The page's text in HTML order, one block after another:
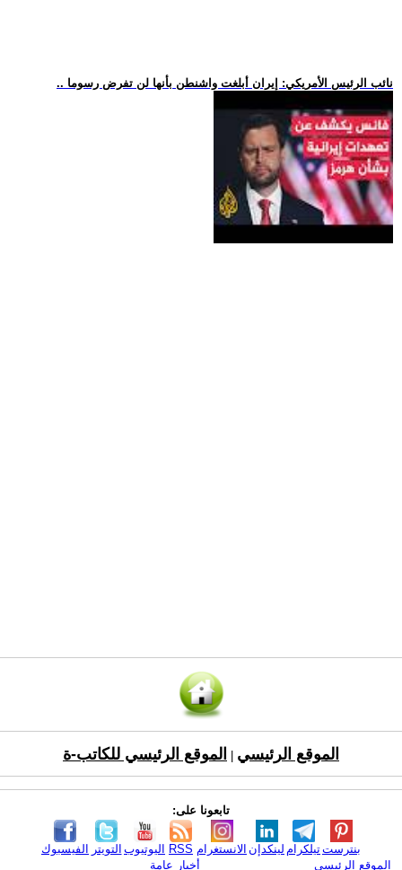
.. نائب الرئيس الأمريكي: إيران أبلغت واشنطن بأنها لن تفرض رسوما
الموقع الرئيسي الموقع الرئيسي للكاتب-ة
تابعونا على:
الفيسبوك التويتر اليوتيوب RSS الانستغرام لينكدإن تيلكرامبنترست
الموقع الرئيسي
أخبار عامة